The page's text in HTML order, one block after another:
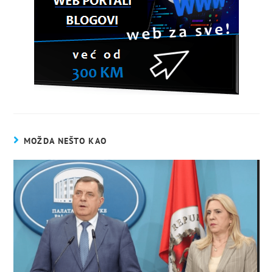
MOŽDA NEŠTO KAO